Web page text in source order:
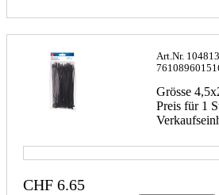
Art.Nr.
Grösse
Preis für 1
CHF 6.65